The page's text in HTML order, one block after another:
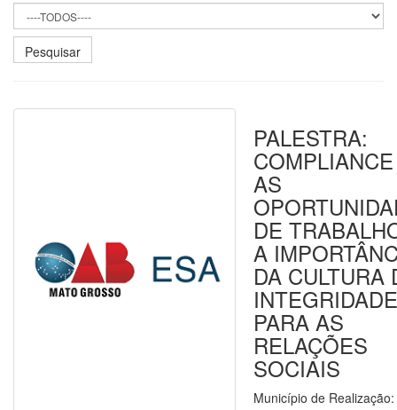
PALESTRA:
AS
DE
A
DA CULTURA
INTEGRIDADE
PARA AS
RELAÇÕES
SOCIAIS
Município de